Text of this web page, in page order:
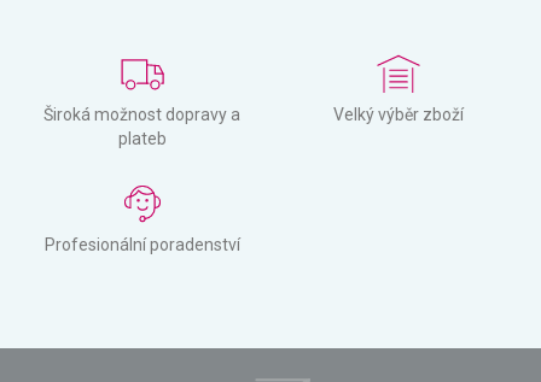
Široká možnost dopravy a
plateb
Velký výběr zboží
Profesionální poradenství